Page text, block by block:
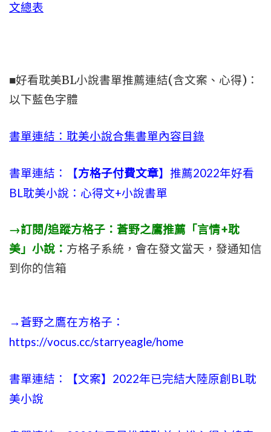
文總表
■好看耽美BL小說書單推薦連結(含文案、心得)：
以下藍色字體
書單連結：耽美小說合集書單內容目錄
書單連結：【方格子付費文章】推薦2022年好看
BL耽美小說：心得文+小說書單
→訂閱/追蹤方格子：蒼野之鷹推薦「言情+耽
美」小說： 方格子系統，會在發文當天，發通知信
到你的信箱
→蒼野之鷹在方格子：
https://vocus.cc/starryeagle/home
書單連結：【文案】2022年已完結大陸原創BL耽
美小說